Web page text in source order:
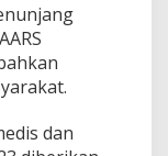
dan